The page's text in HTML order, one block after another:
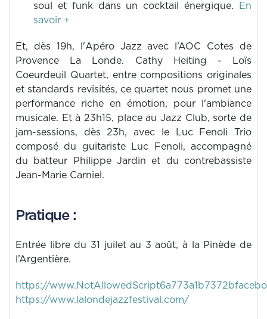
soul et funk dans un cocktail énergique.
En
savoir +
Et, dès 19h, l'Apéro Jazz avec l’AOC Cotes de
Provence La Londe. Cathy Heiting - Loïs
Coeurdeuil Quartet, entre compositions originales
et standards revisités, ce quartet nous promet une
performance riche en émotion, pour l'ambiance
musicale. Et à 23h15, place au Jazz Club, sorte de
jam-sessions, dès 23h, avec le Luc Fenoli Trio
composé du guitariste Luc Fenoli, accompagné
du batteur Philippe Jardin et du contrebassiste
Jean-Marie Carniel.
Pratique :
Entrée libre du 31 juilet au 3 août, à la Pinède de
l’Argentière.
https://
https://www.lalondejazzfestival.com/